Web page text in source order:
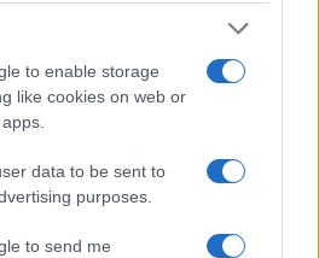
to enable storage
like cookies on web or
data to be sent to
purposes.
to send me
giornalista esperto di consumi
elettronico, analizza offerte e
shopping online aiutando i
lo sconto reale dal
da anni con guide all